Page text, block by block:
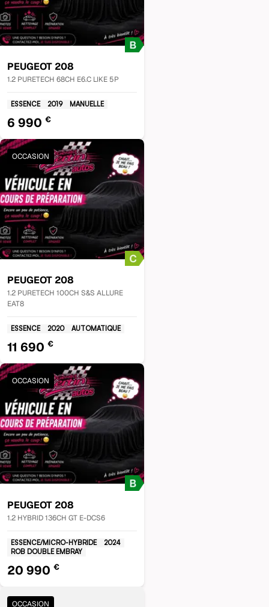
PEUGEOT 208
1.2 PURETECH 68CH E6.C LIKE 5P
ESSENCE 2019 MANUELLE
6 990 €
OCCASION
PEUGEOT 208
1.2 PURETECH 100CH S&S ALLURE
EAT8
ESSENCE 2020 AUTOMATIQUE
11 690 €
OCCASION
PEUGEOT 208
1.2 HYBRID 136CH GT E-DCS6
ESSENCE/MICRO-HYBRIDE
2024
ROB DOUBLE EMBRAY
20 990 €
OCCASION